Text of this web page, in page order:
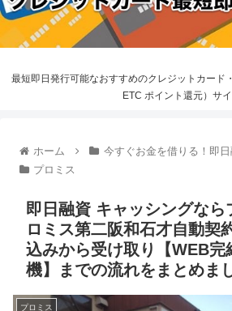
最短即日発行可能なおすすめのクレジットカード
ETC ポイント還元）サイ
ホーム
今すぐお金を借りる！即
プロミス
即日融資 キャッシングなら
ロミス第二阪和石才自動契
込みから受け取り【WEB
機】までの流れをまとめま
プロミス